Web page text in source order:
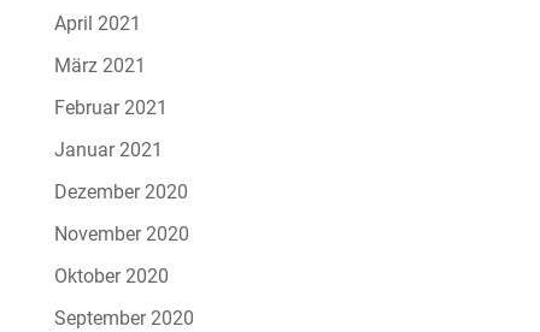
April 2021
März 2021
Februar 2021
Januar 2021
Dezember 2020
November 2020
Oktober 2020
September 2020